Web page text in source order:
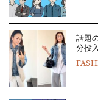
話題
分投